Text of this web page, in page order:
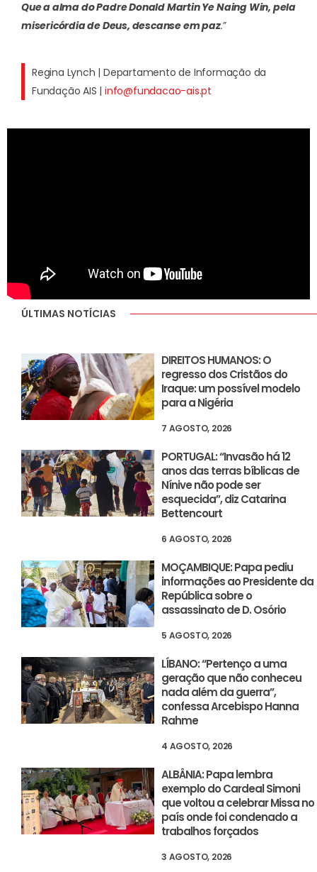
Que a alma do Padre Donald Martin Ye Naing Win, pela
misericórdia de Deus, descanse em paz.”
Regina Lynch | Departamento de Informação da
Fundação AIS |info@fundacao-ais.pt
ÚLTIMAS NOTÍCIAS
DIREITOS HUMANOS: O
regresso dos Cristãos do
Iraque: um possível modelo
para a Nigéria
7 AGOSTO, 2026
PORTUGAL: “Invasão há 12
anos das terras bíblicas de
Nínive não pode ser
esquecida”, diz Catarina
Bettencourt
6 AGOSTO, 2026
MOÇAMBIQUE: Papa pediu
informações ao Presidente da
República sobre o
assassinato de D. Osório
5 AGOSTO, 2026
LÍBANO: “Pertenço a uma
geração que não conheceu
nada além da guerra”,
confessa Arcebispo Hanna
Rahme
4 AGOSTO, 2026
ALBÂNIA: Papa lembra
exemplo do Cardeal Simoni
que voltou a celebrar Missa no
país onde foi condenado a
trabalhos forçados
3 AGOSTO, 2026